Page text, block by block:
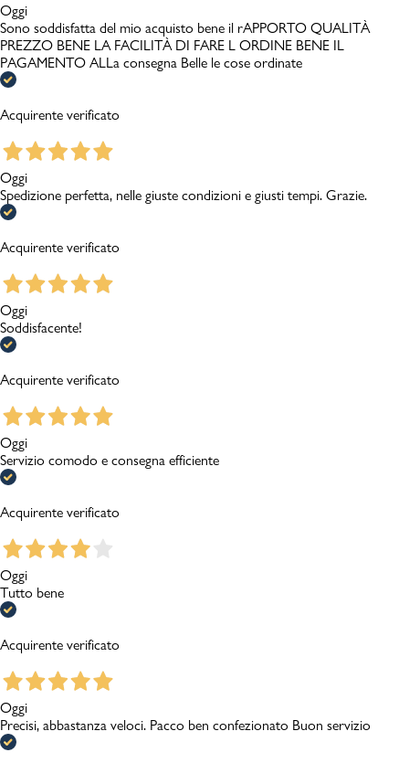
Oggi
Sono soddisfatta del mio acquisto bene il rAPPORTO QUALITÀ
PREZZO BENE LA FACILITÀ DI FARE L ORDINE BENE IL
PAGAMENTO ALLa consegna Belle le cose ordinate
Acquirente verificato
Oggi
Spedizione perfetta, nelle giuste condizioni e giusti tempi. Grazie.
Acquirente verificato
Oggi
Soddisfacente!
Acquirente verificato
Oggi
Servizio comodo e consegna efficiente
Acquirente verificato
Oggi
Tutto bene
Acquirente verificato
Oggi
Precisi, abbastanza veloci. Pacco ben confezionato Buon servizio